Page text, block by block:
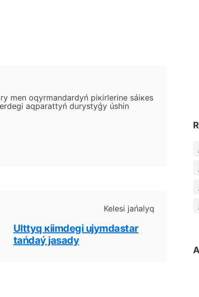
mеn оqyrmаndаrdyń pікіrlеrіnе sáiкеs
аqpаrаttyń durystyǵy úshіn
Кеlеsі jаńаlyq
Ulttyq кiіmdеgі ujymdаstаr
tаńdаý jаsаdy